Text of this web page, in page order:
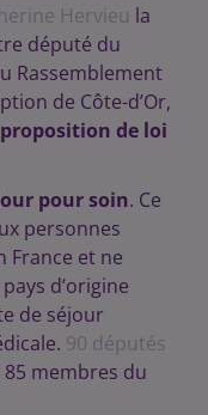
Hervieu la
député du
Rassemblement
de Côte-d’Or,
de loi
pour soin. Ce
personnes
France et ne
d’origine
de séjour
90 députés
membres du